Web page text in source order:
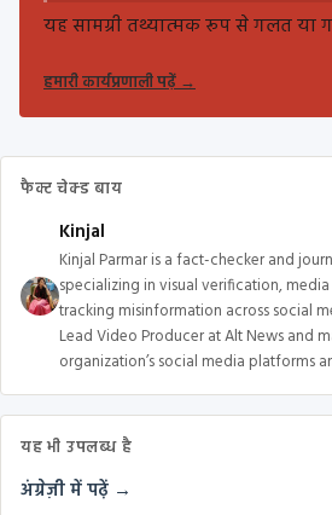
यह सामग्री तथ्यात्मक रूप से गलत या
हमारी कार्यप्रणाली पढ़ें→
फैक्ट चेक्ड बाय
Kinjal
Kinjal Parmar is a fact-checker and
specializing in visual verification,
tracking misinformation across social
Lead Video Producer at Alt News and
organization’s social media platforms
यह भी उपलब्ध है
अंग्रेज़ी में पढ़ें →